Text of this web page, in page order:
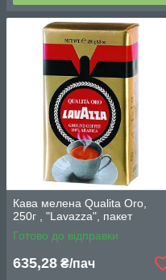
Кава мелена Qualita Oro,
250г , "Lavazza", пакет
Готово до відправки
635,28 ₴/пач